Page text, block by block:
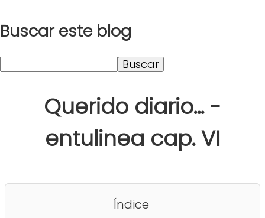
Buscar este blog
Querido diario... -
entulinea cap. VI
Índice